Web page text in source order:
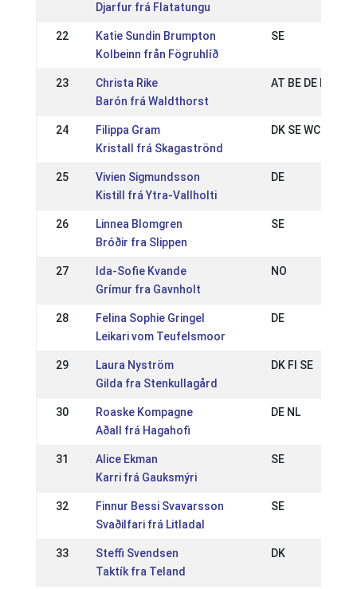
Djarfur frá Flatatungu
22
Katie Sundin Brumpton
Kolbeinn från Fögruhlíð
SE
23
Christa Rike
Barón frá Waldthorst
AT BE DE NL WC
24
Filippa Gram
Kristall frá Skagaströnd
DK SE WC
25
Vivien Sigmundsson
Kistill frá Ytra-Vallholti
DE
26
Linnea Blomgren
Bróðir fra Slippen
SE
27
Ida-Sofie Kvande
Grímur fra Gavnholt
NO
28
Felina Sophie Gringel
Leikari vom Teufelsmoor
DE
29
Laura Nyström
Gilda fra Stenkullagård
DK FI SE
30
Roaske Kompagne
Aðall frá Hagahofi
DE NL
31
Alice Ekman
Karri frá Gauksmýri
SE
32
Finnur Bessi Svavarsson
Svaðilfari frá Litladal
SE
33
Steffi Svendsen
Taktík fra Teland
DK